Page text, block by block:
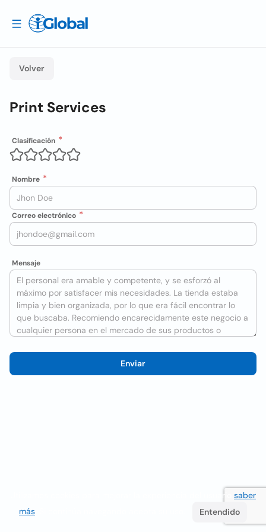
Volver
Print Services
Clasificación
Nombre
Correo electrónico
Mensaje
Enviar
Utilizamos cookies para mejorar la experiencia del usuario saber
más
Entendido